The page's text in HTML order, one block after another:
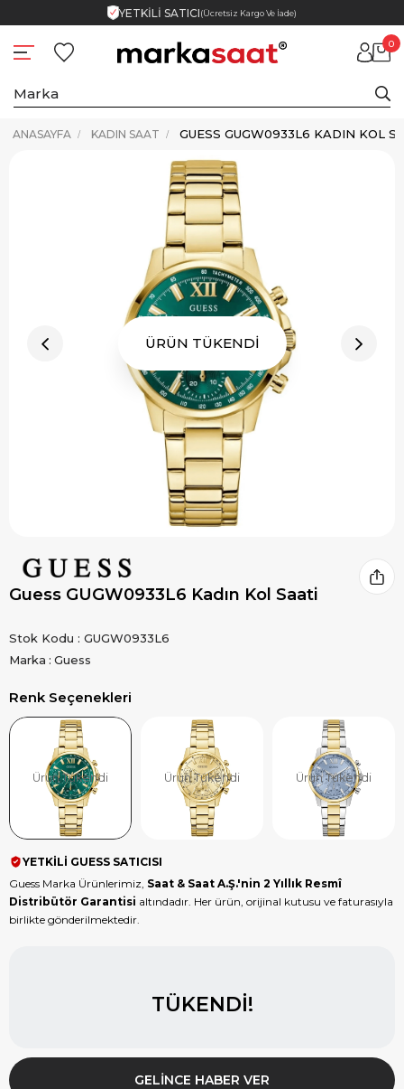
YETKİLİ SATICI(Ücretsiz Kargo Ve İade)
0
ANASAYFA KADIN SAAT GUESS GUGW0933L6 KADIN KOL
ÜRÜN TÜKENDİ
Guess GUGW0933L6 Kadın Kol Saati
Stok Kodu
GUGW0933L6
Marka : Guess
Renk Seçenekleri
Ürün Tükendi Ürün Tükendi Ürün Tükendi
YETKİLİ GUESS SATICISI
Guess Marka Ürünlerimiz, Saat & Saat A.Ş.'nin 2 Yıllık Resmî
Distribütör Garantisi altındadır. Her ürün, orijinal kutusu ve faturasıyla
birlikte gönderilmektedir.
TÜKENDI!
GELINCE HABER VER